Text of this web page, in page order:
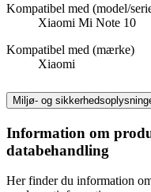
Kompatibel med (model/
Xiaomi Mi Note 10
Kompatibel med (mærke)
Xiaomi
Miljø- og
Information om
databehandling
Her finder du information